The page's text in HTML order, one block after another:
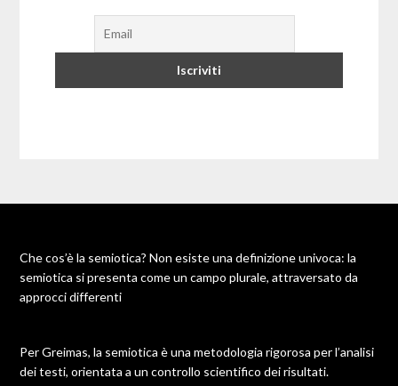
Che cos’è la semiotica? Non esiste una definizione univoca: la
semiotica si presenta come un campo plurale, attraversato da
approcci differenti
Per Greimas, la semiotica è una metodologia rigorosa per l’analisi
dei testi, orientata a un controllo scientifico dei risultati.